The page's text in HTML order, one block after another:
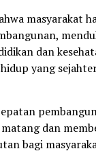
masyarakat
dan
yang
dan
bagi